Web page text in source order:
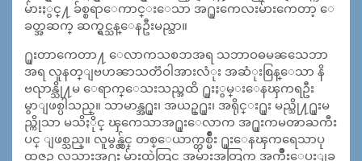
မ်ားႏွင္႔ ခ်စ္စရာေကာင္းေသာ အ႐ူးကေလးမ်ားကေတာ့ ေ
ခတ္အဆက္ ဆက္ရွင္သန္ေနဦးမည္သာ။
႐ူးတာကေတာ႔ ေလာကသစၥာအရ သဘာဝဓမၼသေဘာ
အရ လူနတ္ျဗဟၼာသတၱဝါအားလံုး အဆံုးစြန္ေသာ နိ
ဗၺာန္သို႔မ ေရာက္ေသးသည္အထိ ႐ူးႏွမ္းေနၾကရဦး
မွာျဖစ္ပါသည္။ သာမာန္အ႐ူး၊ အယဥ္႐ူး၊ အရိုင္း႐ူး မည္သို႔႐ူးမ
ည္ကိုသာ မသိႏိုင္ ၾကေသာအ႐ူးေလာက အ႐ူးကမၻာႀကီး
ပင္ ျဖစ္သည္။ လူမွန္လွ်င္ တစ္ေယာက္တစ္မ်ိဳး ႐ူးေနၾကရေသာပု
ထုဇဥ္ လူသားအ႐ူး မ်ားထဲတြင္ အမ်ားအတြက္ အက်ိဳးေပးျခ